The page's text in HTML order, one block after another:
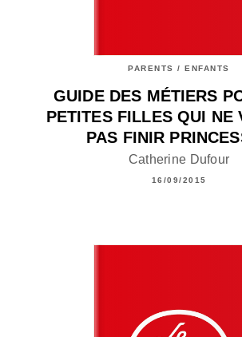
PARENTS / ENFANTS
GUIDE DES MÉTIERS
PETITES FILLES QUI NE
PAS FINIR
Catherine Dufour
16/09/2015